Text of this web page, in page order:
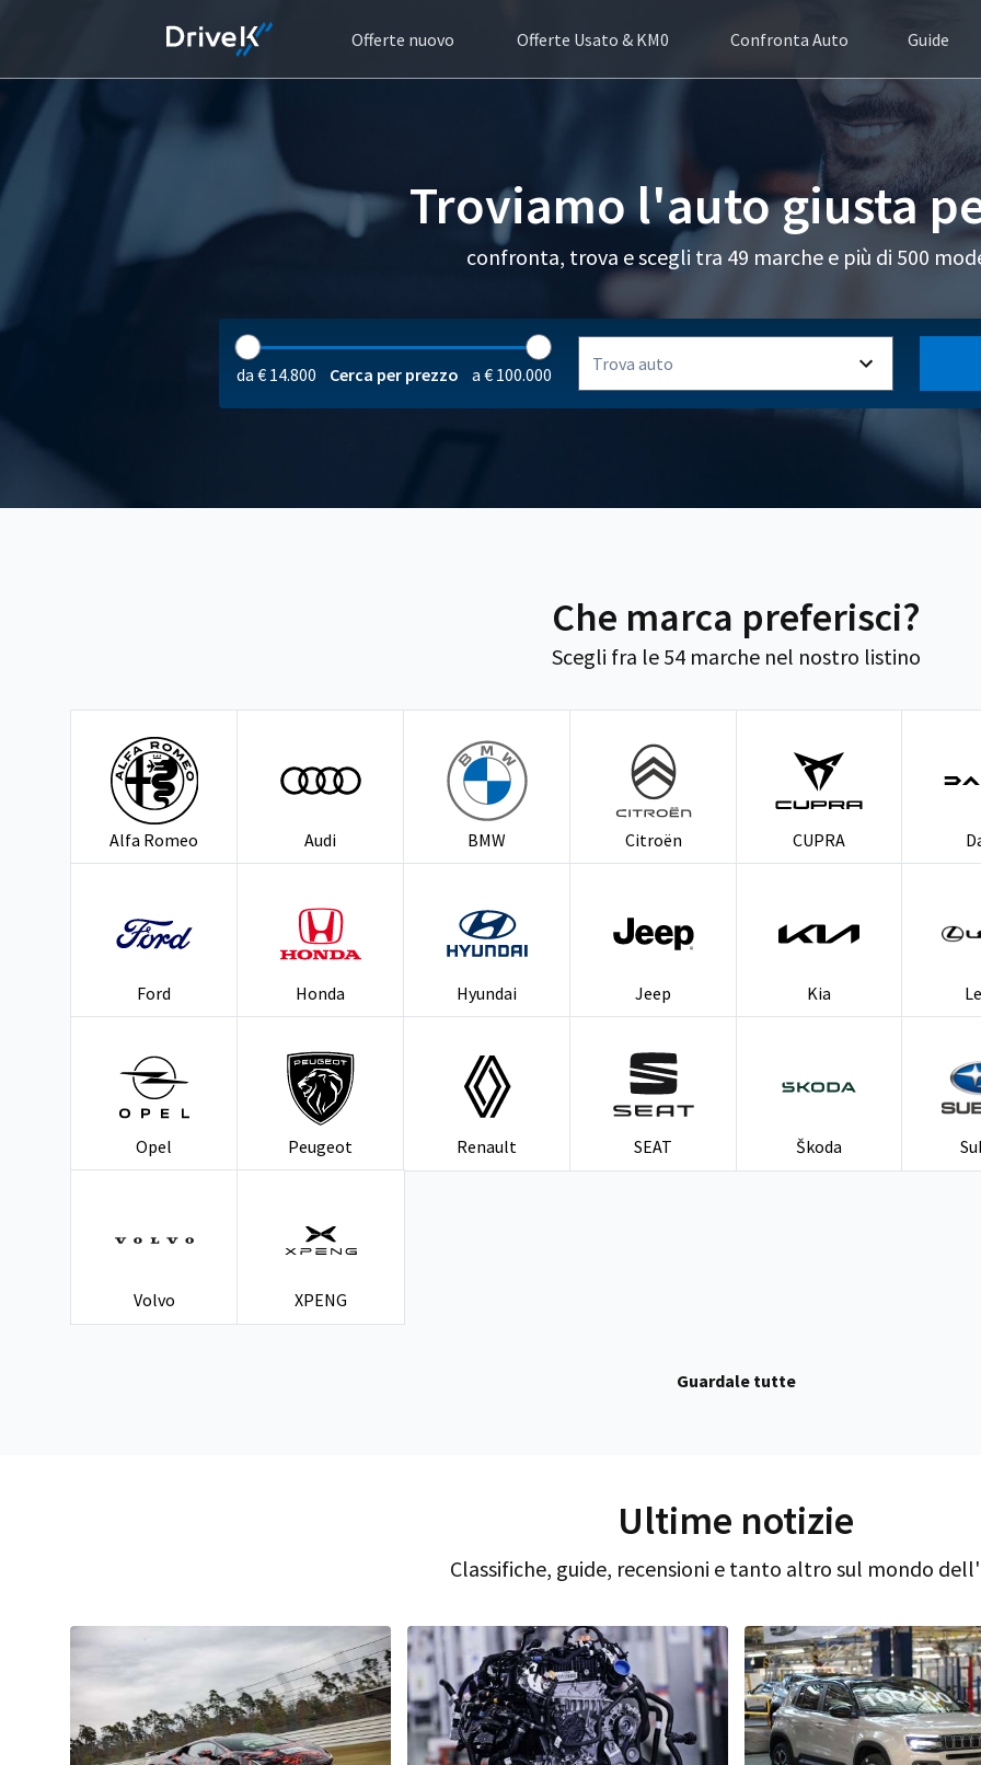
Offerte nuovo Offerte Usato & KM0 Confronta Auto Guide
Troviamo l'auto giusta
confronta, trova e scegli tra 49 marche e più di 500
da € 14.800 Cerca per prezzo a € 100.000 Trova auto
Che marca preferisci?
Scegli fra le 54 marche nel nostro listino
Alfa Romeo Audi BMW Citroën CUPRA
Ford Honda Hyundai Jeep Kia
Opel Peugeot Renault SEAT Škoda
Volvo XPENG
Guardale tutte
Ultime notizie
Classifiche, guide, recensioni e tanto altro sul mondo